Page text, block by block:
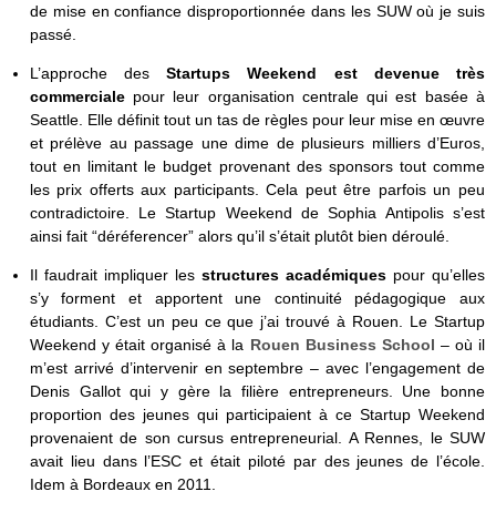
de mise en confiance disproportionnée dans les SUW où je suis
passé.
L’approche desStartups Weekend est devenue très
commerciale pour leur organisation centrale qui est basée à
Seattle. Elle définit tout un tas de règles pour leur mise en œuvre
et prélève au passage une dime de plusieurs milliers d’Euros,
tout en limitant le budget provenant des sponsors tout comme
les prix offerts aux participants. Cela peut être parfois un peu
contradictoire. Le Startup Weekend de Sophia Antipolis s’est
ainsi fait “déréferencer” alors qu’il s’était plutôt bien déroulé.
Il faudrait impliquer les structures académiques pour qu’elles
s’y forment et apportent une continuité pédagogique aux
étudiants. C’est un peu ce que j’ai trouvé à Rouen. Le Startup
Weekend y était organisé à la Rouen Business School – où il
m’est arrivé d’intervenir en septembre – avec l’engagement de
Denis Gallot qui y gère la filière entrepreneurs. Une bonne
proportion des jeunes qui participaient à ce Startup Weekend
provenaient de son cursus entrepreneurial. A Rennes, le SUW
avait lieu dans l’ESC et était piloté par des jeunes de l’école.
Idem à Bordeaux en 2011.